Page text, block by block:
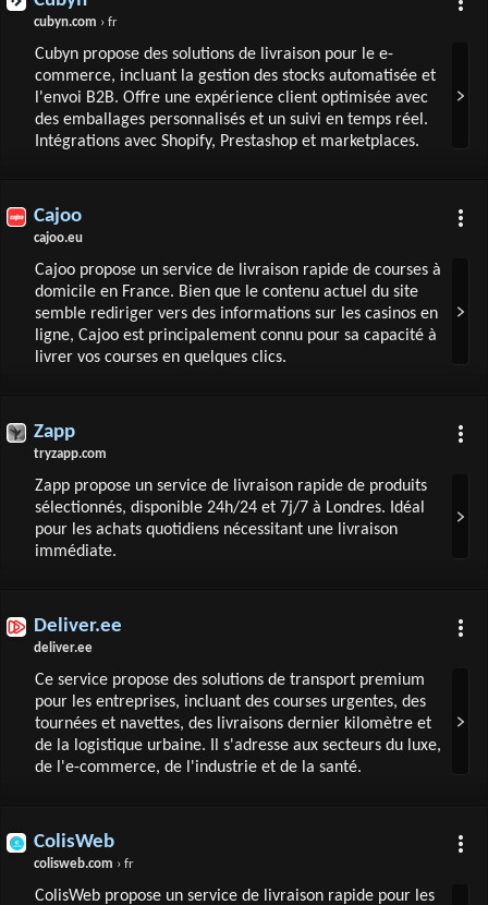
cubyn.com › fr
Cubyn propose des solutions de livraison pour le e-
commerce, incluant la gestion des stocks automatisée et
l'envoi B2B. Offre une expérience client optimisée avec
des emballages personnalisés et un suivi en temps réel.
Intégrations avec Shopify, Prestashop et marketplaces.
Cajoo
cajoo.eu
Cajoo propose un service de livraison rapide de courses à
domicile en France. Bien que le contenu actuel du site
semble rediriger vers des informations sur les casinos en
ligne, Cajoo est principalement connu pour sa capacité à
livrer vos courses en quelques clics.
Zapp
tryzapp.com
Zapp propose un service de livraison rapide de produits
sélectionnés, disponible 24h/24 et 7j/7 à Londres. Idéal
pour les achats quotidiens nécessitant une livraison
immédiate.
Deliver.ee
deliver.ee
Ce service propose des solutions de transport premium
pour les entreprises, incluant des courses urgentes, des
tournées et navettes, des livraisons dernier kilomètre et
de la logistique urbaine. Il s'adresse aux secteurs du luxe,
de l'e-commerce, de l'industrie et de la santé.
ColisWeb
colisweb.com › fr
ColisWeb propose un service de livraison rapide pour les